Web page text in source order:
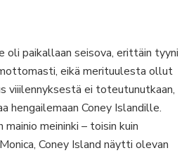
oli paikallaan seisova, erittäin tyyni
eikä merituulesta ollut
viiilennyksestä ei toteutunutkaan,
hengailemaan Coney Islandille.
meininki – toisin kuin
Coney Island näytti olevan